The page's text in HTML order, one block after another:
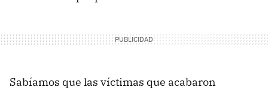
Sabíamos que las víctimas que acabaron